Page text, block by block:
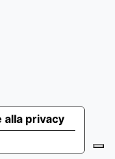
privacy